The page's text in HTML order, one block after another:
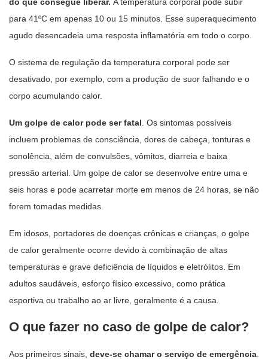
para 41ºC em apenas 10 ou 15 minutos. Esse superaquecimento
agudo desencadeia uma resposta inflamatória em todo o corpo.
O sistema de regulação da temperatura corporal pode ser
desativado, por exemplo, com a produção de suor falhando e o
corpo acumulando calor.
Um golpe de calor pode ser fatal . Os sintomas possíveis
incluem problemas de consciência, dores de cabeça, tonturas e
sonolência, além de convulsões, vômitos, diarreia e baixa
pressão arterial. Um golpe de calor se desenvolve entre uma e
seis horas e pode acarretar morte em menos de 24 horas, se não
forem tomadas medidas.
Em idosos, portadores de doenças crônicas e crianças, o golpe
de calor geralmente ocorre devido à combinação de altas
temperaturas e grave deficiência de líquidos e eletrólitos. Em
adultos saudáveis, esforço físico excessivo, como prática
esportiva ou trabalho ao ar livre, geralmente é a causa.
O que fazer no caso de golpe de calor?
Aos primeiros sinais, deve-se chamar o serviço de emergência